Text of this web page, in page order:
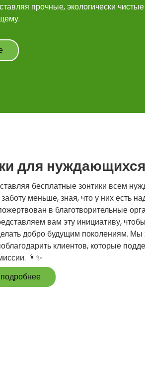
прочные, экологически
для нуждающихся
бесплатные зонтики всем
меньше, зная, что у них есть
в благотворительные
вам эту инициативу,
добро будущим поколениям. Мы
клиентов, которые
🌂✨